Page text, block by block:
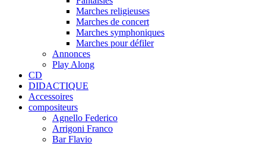
Marches religieuses
Marches de concert
Marches symphoniques
Marches pour défiler
Annonces
Play Along
CD
DIDACTIQUE
Accessoires
compositeurs
Agnello Federico
Arrigoni Franco
Bar Flavio